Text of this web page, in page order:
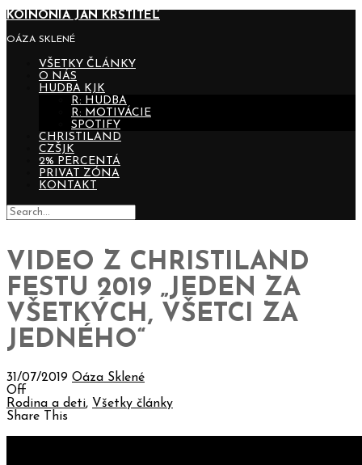
KOINONIA JÁN KRSTITEĽ
OÁZA SKLENÉ
VŠETKY ČLÁNKY
O NÁS
HUDBA KJK
R: HUDBA
R: MOTIVÁCIE
SPOTIFY
CHRISTILAND
CZŠJK
2% PERCENTÁ
PRIVAT ZÓNA
KONTAKT
VIDEO Z CHRISTILAND
FESTU 2019 „JEDEN ZA
VŠETKÝCH, VŠETCI ZA
JEDNÉHO“
31/07/2019 Oáza Sklené
Off
Rodina a deti, Všetky články
Share This